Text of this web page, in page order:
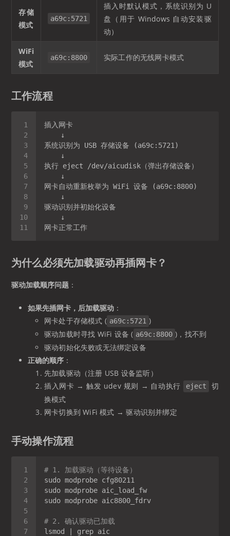
存储
模式
a69c:5721
插入时默认模式，系统识别为 U
盘（用于 Windows 自动安装驱
动）
WiFi
模式
a69c:8800 实际工作的无线网卡模式
工作流程
为什么必须先加载驱动再插网卡？
驱动加载顺序问题 ：
如果先插网卡，后加载驱动 ：
网卡处于存储模式 ( a69c:5721 )
驱动加载时寻找 WiFi 设备 ( a69c:8800 )，找不到
驱动初始化失败或无法绑定设备
正确的顺序 ：
先加载驱动（注册 USB 设备监听）
插入网卡 → 触发 udev 规则 → 自动执行
eject
切
换模式
网卡切换到 WiFi 模式 → 驱动识别并绑定
手动操作流程
# 1. 加载驱动（等待设备）
# 2. 确认驱动已加载